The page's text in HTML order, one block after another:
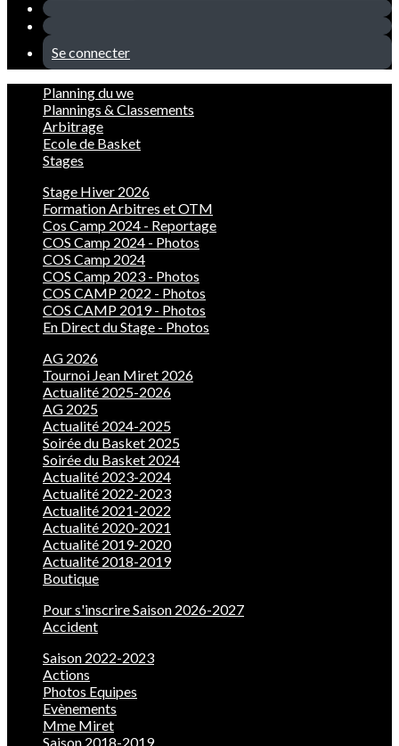
Se connecter
Planning du we
Plannings & Classements
Arbitrage
Ecole de Basket
Stages
Stage Hiver 2026
Formation Arbitres et OTM
Cos Camp 2024 - Reportage
COS Camp 2024 - Photos
COS Camp 2024
COS Camp 2023 - Photos
COS CAMP 2022 - Photos
COS CAMP 2019 - Photos
En Direct du Stage - Photos
AG 2026
Tournoi Jean Miret 2026
Actualité 2025-2026
AG 2025
Actualité 2024-2025
Soirée du Basket 2025
Soirée du Basket 2024
Actualité 2023-2024
Actualité 2022-2023
Actualité 2021-2022
Actualité 2020-2021
Actualité 2019-2020
Actualité 2018-2019
Boutique
Pour s'inscrire Saison 2026-2027
Accident
Saison 2022-2023
Actions
Photos Equipes
Evènements
Mme Miret
Saison 2018-2019